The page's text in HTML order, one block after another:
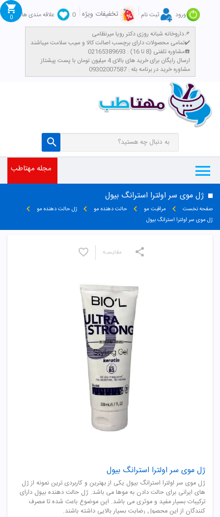
ورود ثبت نام تخفیفات ویژه 0
علاقه مندی ها
داروخانه شبانه روزی دکتر رویا میرنظامی📌
تمامی محصولات دارای برچسب اصالت کالا و سیب سلامت میباشند✔️
مشاوره تلفنی (8 تا 16) : 02165389693☎️
​ارسال رایگان برای خرید های بالای 4 میلیون تومان با پست پیشتاز
مشاوره خرید در برنامه بله : 09302007587
0
مجله مهتاطب
ژل موی سر اولترا استرانگ بیول
صفحه نخست مراقبت مو حالت دهنده مو
ژل حالت دهنده مو
ژل موی سر اولترا استرانگ بیول
ژل موی سر اولترا استرانگ بیول
ژل موی سر اولترا استرانگ بیول یکی از بهترین و کاربردی ترین نمونه از ژل
های ایرانی برای حالت دادن به موها می باشد. ژل حالت دهنده بیول دارای
ترکیبات بسیار مفید و موثری می باشد. این موضوع باعث شده تا مصرف
کنندگان از این محصول رضایت بسیار بالایی داشته باشند.
مقایسـه